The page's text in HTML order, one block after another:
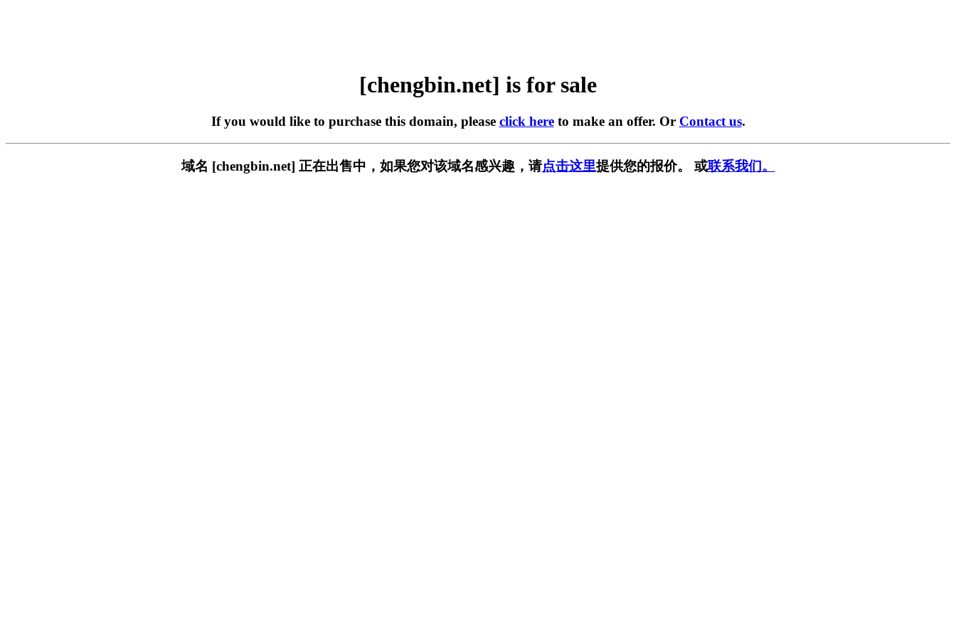
[chengbin.net] is for sale
If you would like to purchase this domain, please click hereto make an offer. Or Contact us.
域名 [chengbin.net] 正在出售中，如果您对该域名感兴趣，请点击这里提供您的报价。 或联系我们。